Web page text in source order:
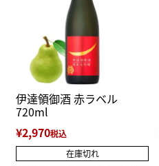
伊達領御酒 赤ラベル
720ml
¥2,970税込
在庫切れ